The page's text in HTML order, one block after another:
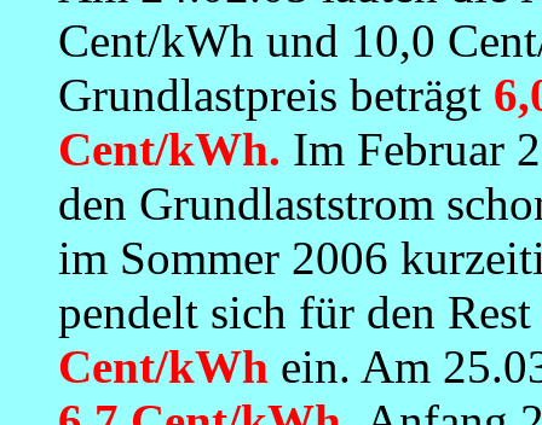
Cent/kWh und 10,0
Grundlastpreis beträgt
Cent/kWh. Im Februar
den Grundlaststrom
im Sommer 2006
pendelt sich für den
Cent/kWh ein. Am